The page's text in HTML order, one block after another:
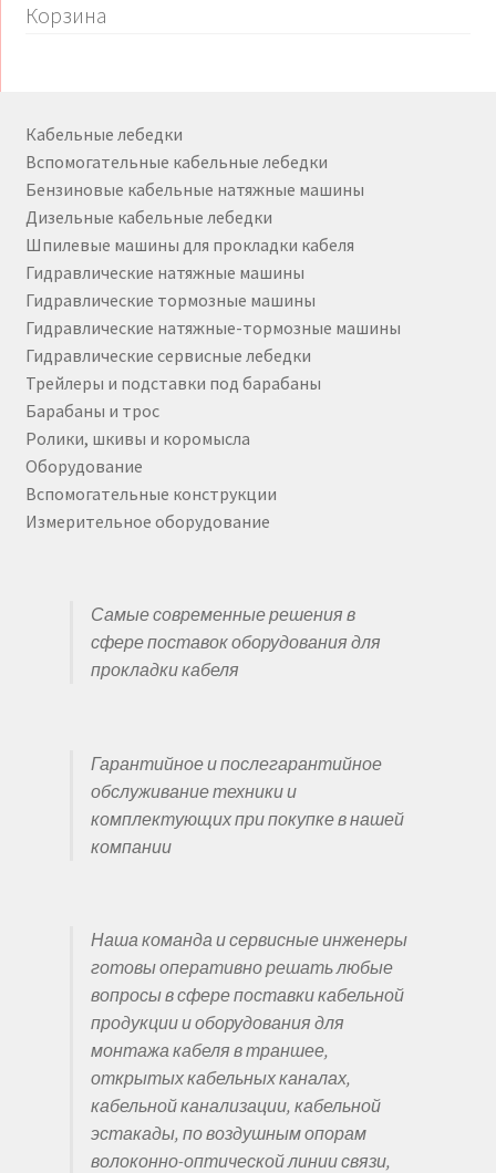
Корзина
Кабельные лебедки
Вспомогательные кабельные лебедки
Бензиновые кабельные натяжные машины
Дизельные кабельные лебедки
Шпилевые машины для прокладки кабеля
Гидравлические натяжные машины
Гидравлические тормозные машины
Гидравлические натяжные-тормозные машины
Гидравлические сервисные лебедки
Трейлеры и подставки под барабаны
Барабаны и трос
Ролики, шкивы и коромысла
Оборудование
Вспомогательные конструкции
Измерительное оборудование
Самые современные решения в
сфере поставок оборудования для
прокладки кабеля
Гарантийное и послегарантийное
обслуживание техники и
комплектующих при покупке в нашей
компании
Наша команда и сервисные инженеры
готовы оперативно решать любые
вопросы в сфере поставки кабельной
продукции и оборудования для
монтажа кабеля в траншее,
открытых кабельных каналах,
кабельной канализации, кабельной
эстакады, по воздушным опорам
волоконно-оптической линии связи,